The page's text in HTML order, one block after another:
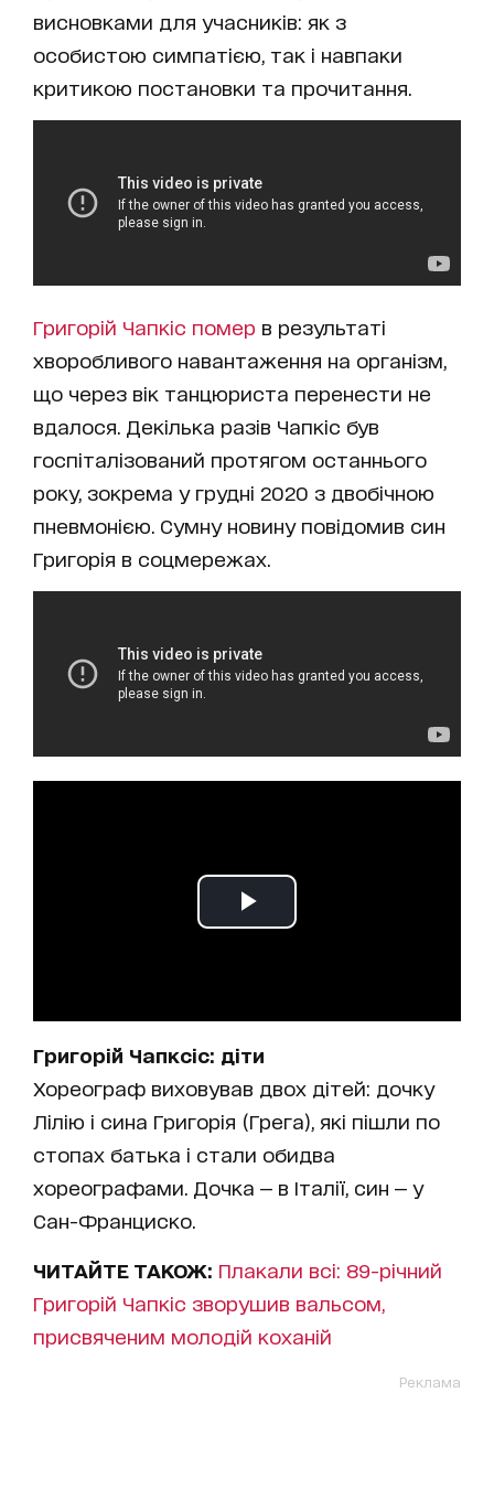
висновками для учасників: як з
особистою симпатією, так і навпаки
критикою постановки та прочитання.
Григорій Чапкіс помер в результаті
хворобливого навантаження на організм,
що через вік танцюриста перенести не
вдалося. Декілька разів Чапкіс був
госпіталізований протягом останнього
року, зокрема у грудні 2020 з двобічною
пневмонією. Сумну новину повідомив син
Григорія в соцмережах.
Григорій Чапксіс: діти
Хореограф виховував двох дітей: дочку
Лілію і сина Григорія (Грега), які пішли по
стопах батька і стали обидва
хореографами. Дочка — в Італії, син — у
Сан-Франциско.
ЧИТАЙТЕ ТАКОЖ: Плакали всі: 89-річний
Григорій Чапкіс зворушив вальсом,
присвяченим молодій коханій
Реклама